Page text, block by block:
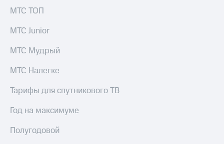
МТС ТОП
МТС Junior
МТС Мудрый
МТС Налегке
Тарифы для спутникового ТВ
Год на максимуме
Полугодовой